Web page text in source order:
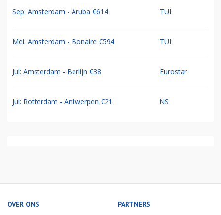
Sep: Amsterdam - Aruba €614 TUI
Mei: Amsterdam - Bonaire €594 TUI
Jul: Amsterdam - Berlijn €38 Eurostar
Jul: Rotterdam - Antwerpen €21 NS
OVER ONS PARTNERS